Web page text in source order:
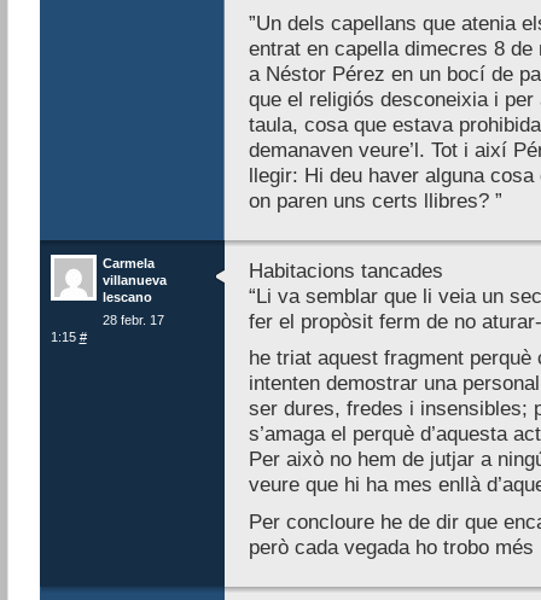
”Un dels capellans que atenia
entrat en capella dimecres 8
a Néstor Pérez en un bocí de
que el religiós desconeixia i
taula, cosa que estava
demanaven veure’l. Tot i així
llegir: Hi deu haver alguna
on paren uns certs llibres? ”
Carmela
villanueva
lescano
28 febr. 17
1:15 #
Habitacions tancades
“Li va semblar que li veia un
fer el propòsit ferm de no
he triat aquest fragment
intenten demostrar una
ser dures, fredes i insensibles;
s’amaga el perquè d’aquesta
Per això no hem de jutjar a
veure que hi ha mes enllà
Per concloure he de dir que
però cada vegada ho trobo